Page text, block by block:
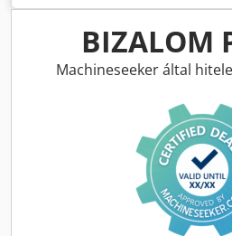
BIZALOM
Machineseeker által